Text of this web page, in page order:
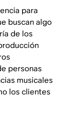
para
buscan algo
de los
personas
musicales
los clientes